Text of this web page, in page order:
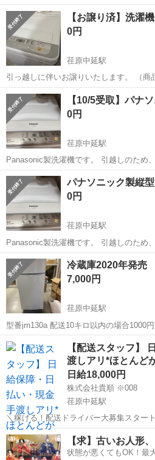
間使用しております。 若干経年劣化がございます。 本
書です。 https://www.toshiba-living.jp/
東京 品川区 荏原中延駅 生活
【お譲り済】洗濯機
0円
荏原中延駅
引っ越しに伴いお譲りいたします。 （商
してしまったため再掲載） 本日10/19にお引取りいただける方を優先
させていただきます。 よろしく
東京 品川区 荏原中延駅 生活
【10/5受取】パナ
0円
荏原中延駅
Panasonic製洗濯機です。 引越しのため
方にお譲りします。 問題なく動きますが
ますのでご了承お願いします。 本日、10
方限定といたします。 ...
東京 品川区 荏原中延駅 生活
パナソニック製縦
0円
荏原中延駅
Panasonic製洗濯機です。 引越しのため
方にお譲りします。 問題なく動きますが
ますのでご了承お願いします。 10月4日
る方限定といたしま...
東京 品川区 荏原中延駅 生活
冷蔵庫2020年発売
7,000円
荏原中延駅
型番jrn130a 配送10キロ以内の場合1000
東京 荏原中延駅 生活
【配送スタッフ】
渡しアリ*ほとんど
日給18,000円
株式会社貴順 ※008
荏原中延駅
＼稼げる！配送ドライバー大募集スタート！／ 通販などで購
荷物を運ぶお仕事です♪ 大手宅配会社から依頼を受け、 近隣のご自宅
や会社に配送します！ 1．とにかく稼げるお仕事です！ ￣￣￣￣￣￣
￣￣￣￣￣...
東京 品川区 荏原中延駅 物流
【求】古いお人形
状態が悪くてもOK！最